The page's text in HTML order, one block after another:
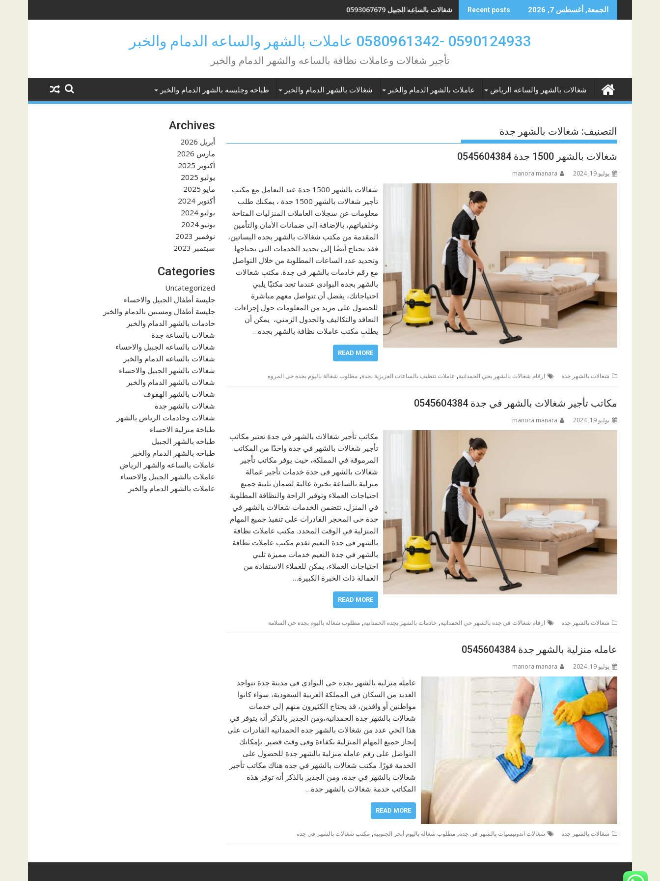
to
الجمعة, أغسطس 7, 2026 Recent posts شغالات بالساعه الجبيل 0593067679
0590124933 -0580961342 عاملات بالشهر والساعه الدمام والخبر
تأجير شغالات وعاملات نظافة بالساعه والشهر الدمام والخبر
شغالات بالشهر والساعه الرياض عاملات بالشهر الدمام والخبر شغالات بالشهر الدمام والخبر طباخه وجليسه بالشهر الدمام والخبر
التصنيف: شغالات بالشهر جدة
شغالات بالشهر 1500 جدة 0545604384
يوليو 19, 2024 manora manara
شغالات بالشهر 1500 جدة عند التعامل مع مكتب
تأجير شغالات بالشهر 1500 جدة ، يمكنك طلب
معلومات عن سجلات العاملات المنزليات المتاحة
وخلفياتهم، بالإضافة إلى ضمانات الأمان والتأمين
المقدمة من مكتب شغالات بالشهر بجده البساتين،
فقد تحتاج أيضًا إلى تحديد الخدمات التي تحتاجها
وتحديد عدد الساعات المطلوبة من خلال التواصل
مع رقم خادمات بالشهر فى جدة. مكتب شغالات
بالشهر بجده البوادى عندما تجد مكتبًا يلبي
احتياجاتك، يفضل أن تتواصل معهم مباشرة
للحصول على مزيد من المعلومات حول إجراءات
التعاقد والتكاليف والجدول الزمني، يمكن أن
يطلب مكتب عاملات نظافة بالشهر بجده…
READ MORE
شغالات بالشهر جدة ارقام شغالات بالشهر بحي الحمدانية, عاملات تنظيف بالساعات العزيزية بجدة, مطلوب شغالة باليوم بجده حى المروه
مكاتب تأجير شغالات بالشهر في جدة 0545604384
يوليو 19, 2024 manora manara
مكاتب تأجير شغالات بالشهر في جدة تعتبر مكاتب
تأجير شغالات بالشهر في جدة واحدًا من المكاتب
المرموقة في المملكة، حيث يوفر مكاتب تأجير
شغالات بالشهر فى جدة خدمات تأجير عمالة
منزلية بالساعة بخبرة عالية لضمان تلبية جميع
احتياجات العملاء وتوفير الراحة والنظافة المطلوبة
في المنزل، تتضمن الخدمات شغالات بالشهر في
جدة حى المحجر القادرات على تنفيذ جميع المهام
المنزلية في الوقت المحدد. مكتب عاملات نظافة
بالشهر في جدة النعيم تقدم مكتب عاملات نظافة
بالشهر في جدة النعيم خدمات مميزة تلبي
احتياجات العملاء، يمكن للعملاء الاستفادة من
العمالة ذات الخبرة الكبيرة…
READ MORE
شغالات بالشهر جدة ارقام شغالات في جدة بالشهر حي الحمدانية, خادمات بالشهر بجده الحمدانية, مطلوب شغالة باليوم بجدة حي السلامة
عامله منزلية بالشهر جدة 0545604384
يوليو 19, 2024 manora manara
عامله منزليه بالشهر بجده حي البوادي في مدينة جدة تتواجد
العديد من السكان في المملكة العربية السعودية، سواء كانوا
مواطنين أو وافدين، قد يحتاج الكثيرون منهم إلى خدمات
شغالات بالشهر جدة الحمدانية،ومن الجدير بالذكر أنه يتوفر في
هذا الحي عدد من شغالات بالشهر جده الحمدانيه القادرات على
إنجاز جميع المهام المنزلية بكفاءة وفى وقت قصير. بإمكانك
التواصل على رقم عامله منزلية بالشهر جدة للحصول على
الخدمة فورًا. مكتب شغالات بالشهر في جده هناك مكاتب تأجير
شغالات بالشهر في جدة، ومن الجدير بالذكر أنه توفر هذه
المكاتب خدمة شغالات بالشهر جدة…
READ MORE
شغالات بالشهر جدة شغالات اندونيسيات بالشهر في جدة, مطلوب شغالة باليوم أبحر الجنوبية, مكتب شغالات بالشهر في جده
Archives
أبريل 2026
مارس 2026
أكتوبر 2025
يوليو 2025
مايو 2025
أكتوبر 2024
يوليو 2024
يونيو 2024
نوفمبر 2023
سبتمبر 2023
Categories
Uncategorized
جليسة أطفال الجبيل والاحساء
جليسة أطفال ومسنين بالدمام والخبر
خادمات بالشهر الدمام والخبر
شغالات بالساعة جدة
شغالات بالساعه الجبيل والاحساء
شغالات بالساعه الدمام والخبر
شغالات بالشهر الجبيل والاحساء
شغالات بالشهر الدمام والخبر
شغالات بالشهر الهفوف
شغالات بالشهر جدة
شغالات وخادمات الرياض بالشهر
طباخة منزلية الاحساء
طباخه بالشهر الجبيل
طباخه بالشهر الدمام والخبر
عاملات بالساعه والشهر الرياض
عاملات بالشهر الجبيل والاحساء
عاملات بالشهر الدمام والخبر